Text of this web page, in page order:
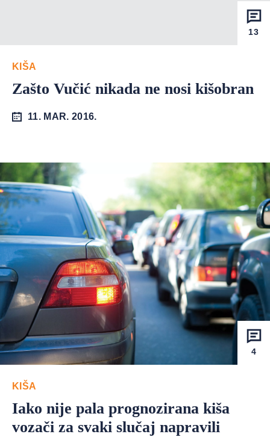
13
KIŠA
Zašto Vučić nikada ne nosi kišobran
11. MAR. 2016.
4
KIŠA
Iako nije pala prognozirana kiša
vozači za svaki slučaj napravili